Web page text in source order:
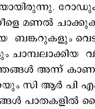
മണൽ
ബങ്കറുകളും
അന്ന്
സി ആർ പി
പാതകളിൽ മൈൻ